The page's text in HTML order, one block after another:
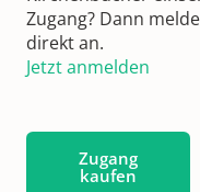
Zugang? Dann
direkt an.
Jetzt anmelden
Zugang
kaufen